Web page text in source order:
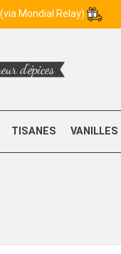
Mondial Relay)
TISANES VANILLES